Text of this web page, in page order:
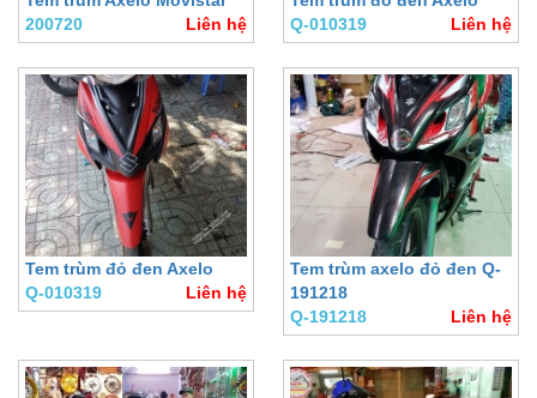
200720
Liên hệ
Q-010319
Liên hệ
Tem trùm đỏ đen Axelo
Q-010319
Liên hệ
Tem trùm axelo đỏ đen Q-
191218
Q-191218
Liên hệ